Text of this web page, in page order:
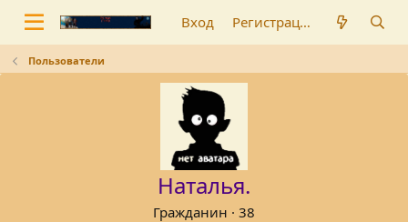
Вход Регистрация
Пользователи
Наталья.
Гражданин · 38